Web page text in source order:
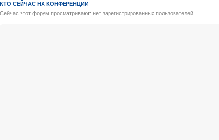
КТО СЕЙЧАС НА КОНФЕРЕНЦИИ
Сейчас этот форум просматривают: нет зарегистрированных пользователей